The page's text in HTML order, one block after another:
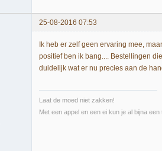
25-08-2016 07:53
Ik heb er zelf geen ervaring mee,
positief ben ik bang.... Bestellingen
duidelijk wat er nu precies aan de
Laat de moed niet zakken!
Met een appel en een ei kun je al bijna